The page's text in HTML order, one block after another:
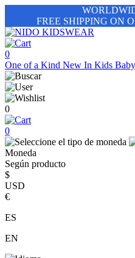
FREE SHIPPING ON
0
One of a Kind New In Kids Baby
0
0
Moneda
Según producto
$
USD
€
ES
EN